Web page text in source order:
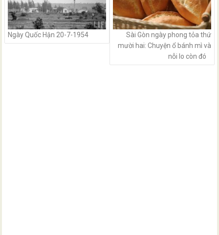
Ngày Quốc Hận 20-7-1954
Sài Gòn ngày phong tỏa thứ
mười hai: Chuyện ổ bánh mì và
nỗi lo còn đó